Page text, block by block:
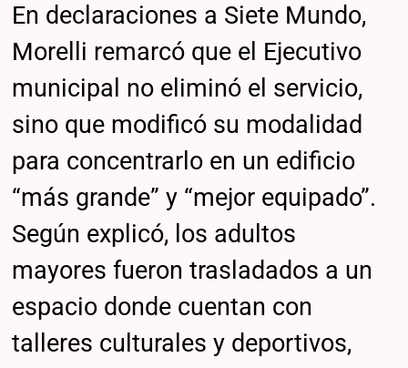
En declaraciones a Siete Mundo,
Morelli remarcó que el Ejecutivo
municipal no eliminó el servicio,
sino que modificó su modalidad
para concentrarlo en un edificio
“más grande” y “mejor equipado”.
Según explicó, los adultos
mayores fueron trasladados a un
espacio donde cuentan con
talleres culturales y deportivos,